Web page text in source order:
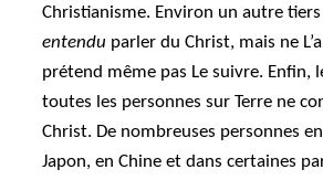
Christianisme. Environ un autre
entendu parler du Christ, mais ne
prétend même pas Le suivre. Enfin,
toutes les personnes sur Terre ne
Christ. De nombreuses personnes
Japon, en Chine et dans certaines